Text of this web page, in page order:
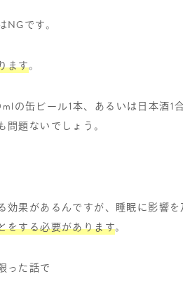
NGです。
ます。
の缶ビール1本、あるいは日本酒1
題ないでしょう。
効果があるんですが、睡眠に影響
をする必要があります。
った話で